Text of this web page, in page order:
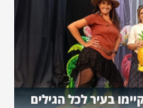
בעיר לכל הגילים